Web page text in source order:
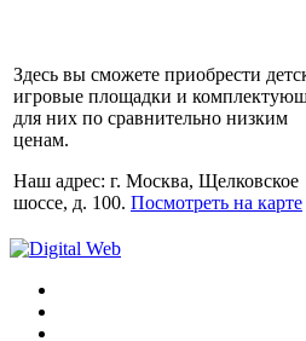
Здесь вы сможете приобрести
игровые площадки и
для них по сравнительно низким
ценам.
Наш адрес: г. Москва, Щелковское
шоссе, д. 100. Посмотреть на карте